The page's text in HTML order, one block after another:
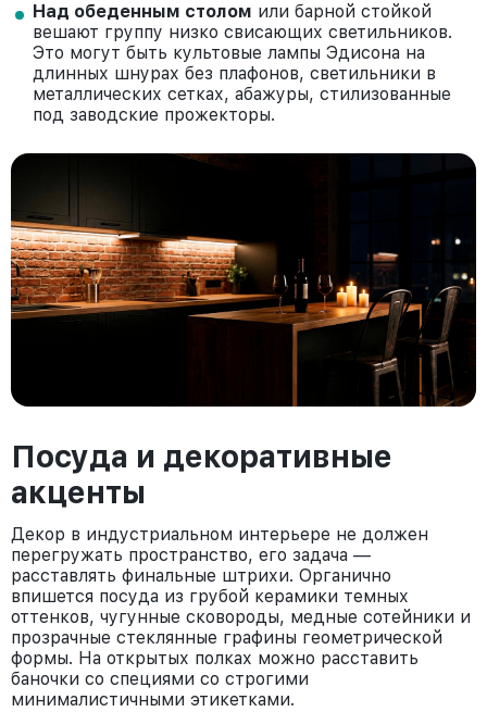
Над обеденным столом или барной стойкой
вешают группу низко свисающих светильников.
Это могут быть культовые лампы Эдисона на
длинных шнурах без плафонов, светильники в
металлических сетках, абажуры, стилизованные
под заводские прожекторы.
Посуда и декоративные
акценты
Декор в индустриальном интерьере не должен
перегружать пространство, его задача —
расставлять финальные штрихи. Органично
впишется посуда из грубой керамики темных
оттенков, чугунные сковороды, медные сотейники и
прозрачные стеклянные графины геометрической
формы. На открытых полках можно расставить
баночки со специями со строгими
минималистичными этикетками.